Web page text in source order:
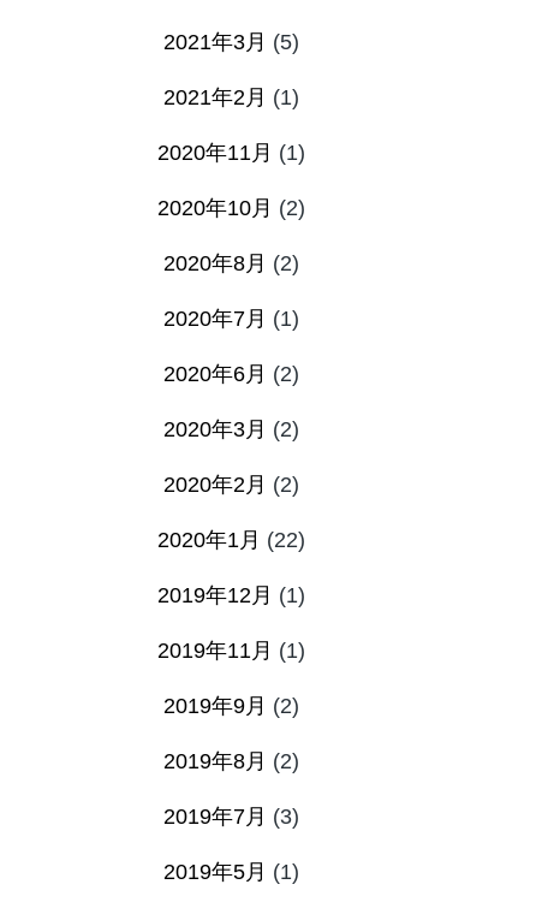
2021年3月 (5)
2021年2月 (1)
2020年11月 (1)
2020年10月 (2)
2020年8月 (2)
2020年7月 (1)
2020年6月 (2)
2020年3月 (2)
2020年2月 (2)
2020年1月 (22)
2019年12月 (1)
2019年11月 (1)
2019年9月 (2)
2019年8月 (2)
2019年7月 (3)
2019年5月 (1)